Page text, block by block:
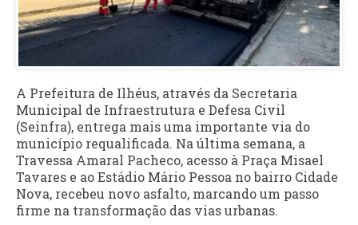
A Prefeitura de Ilhéus, através da Secretaria
Municipal de Infraestrutura e Defesa Civil
(Seinfra), entrega mais uma importante via do
município requalificada. Na última semana, a
Travessa Amaral Pacheco, acesso à Praça Misael
Tavares e ao Estádio Mário Pessoa no bairro Cidade
Nova, recebeu novo asfalto, marcando um passo
firme na transformação das vias urbanas.